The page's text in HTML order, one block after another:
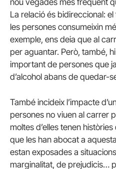
nou vegades més freqüent
La relació és bidireccional:
les persones consumeixin
exemple, ens deia que al
per aguantar. Però, també,
important de persones que
d’alcohol abans de quedar-
També incideix l’impacte
persones no viuen al carrer
moltes d’elles tenen
que les han abocat a
estan exposades a
marginalitat, de prejudicis…